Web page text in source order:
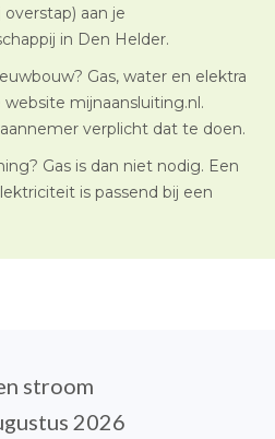
aan je
in Den Helder.
Gas, water en elektra
website mijnaansluiting.nl.
verplicht dat te doen.
Gas is dan niet nodig. Een
is passend bij een
stroom
2026